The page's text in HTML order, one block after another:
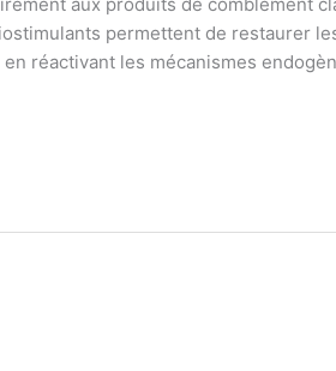
aux produits de comblement
permettent de restaurer
réactivant les mécanismes